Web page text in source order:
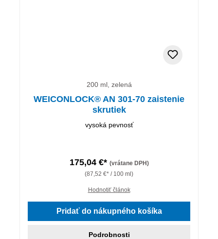
200 ml, zelená
WEICONLOCK® AN 301-70 zaistenie
skrutiek
vysoká pevnosť
175,04 €* (vrátane DPH)
(87,52 €* / 100 ml)
Hodnotiť článok
Pridať do nákupného košíka
Podrobnosti